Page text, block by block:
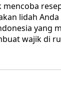
mencoba
lidah
yang
wajik di